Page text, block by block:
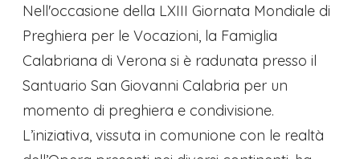
Nell'occasione della LXIII Giornata Mondiale di
Preghiera per le Vocazioni, la Famiglia
Calabriana di Verona si è radunata presso il
Santuario San Giovanni Calabria per un
momento di preghiera e condivisione.
L’iniziativa, vissuta in comunione con le realtà